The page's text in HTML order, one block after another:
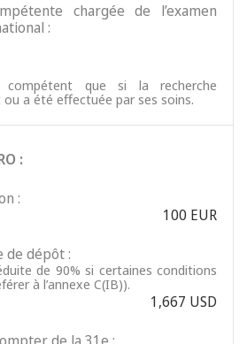
chargée de l’examen
:
compétent que si la recherche
a été effectuée par ses soins.
:
:
100 EUR
de dépôt :
de 90% si certaines conditions
à l’annexe C(IB)).
1,667 USD